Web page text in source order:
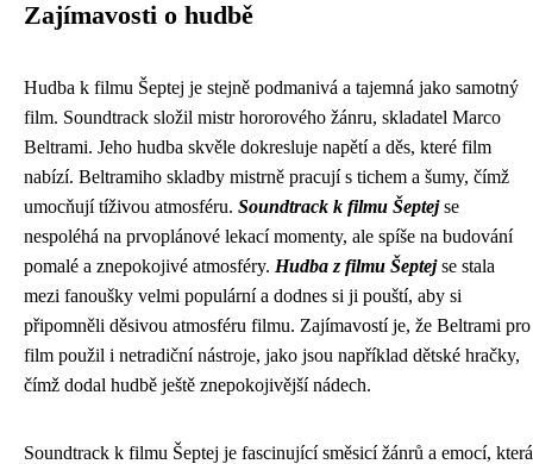
Zajímavosti o hudbě
Hudba k filmu Šeptej je stejně podmanivá a tajemná jako samotný
film. Soundtrack složil mistr hororového žánru, skladatel Marco
Beltrami. Jeho hudba skvěle dokresluje napětí a děs, které film
nabízí. Beltramiho skladby mistrně pracují s tichem a šumy, čímž
umocňují tíživou atmosféru. Soundtrack k filmu Šeptejse
nespoléhá na prvoplánové lekací momenty, ale spíše na budování
pomalé a znepokojivé atmosféry. Hudba z filmu Šeptejse stala
mezi fanoušky velmi populární a dodnes si ji pouští, aby si
připomněli děsivou atmosféru filmu. Zajímavostí je, že Beltrami pro
film použil i netradiční nástroje, jako jsou například dětské hračky,
čímž dodal hudbě ještě znepokojivější nádech.
Soundtrack k filmu Šeptej je fascinující směsicí žánrů a emocí, která